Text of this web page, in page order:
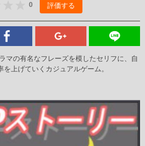
0 評価する
マの有名なフレーズを模したセリフに、自
上げていくカジュアルゲーム。